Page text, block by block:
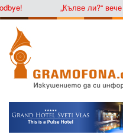
„Кълве ли?“ вече